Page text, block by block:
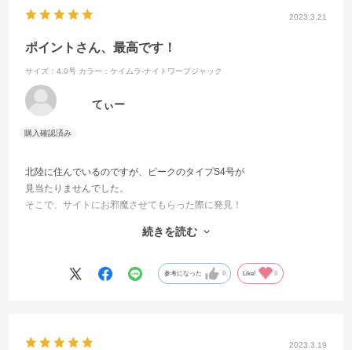
2023.3.21
ポイントさん、最高です！
サイズ：4.0号 カラー：ケイムラ-ナイトワープジャック
てぃー
北陸に住んでいるのですが、ピークのタイプS4号が
見当たりませんでした。
そこで、サイトにお邪魔させてもらった際に発見！
これで親イカいっぱい釣ります！続きを読む
参考になった 0 Like! 0
2023.3.19